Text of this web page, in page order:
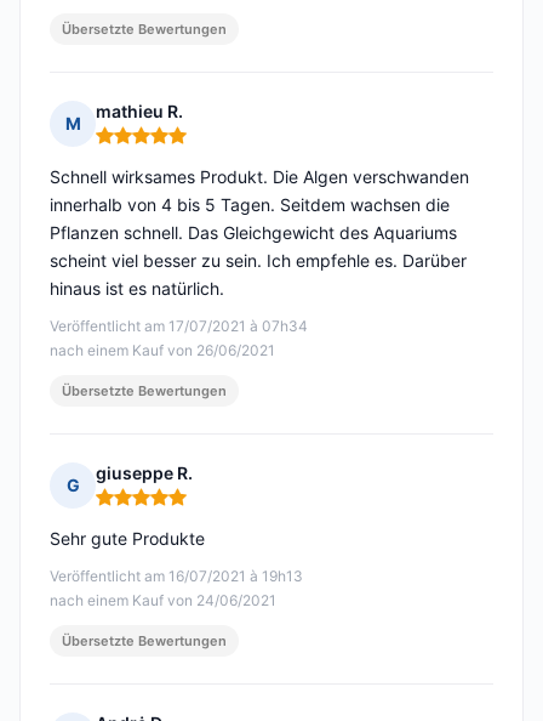
Übersetzte Bewertungen
M
mathieu R.
Hinweis: 5 von 5
Veröffentlicht am 17/07/2021 à 07h34
nach einem Kauf von 26/06/2021
Schnell wirksames Produkt. Die Algen verschwanden
innerhalb von 4 bis 5 Tagen. Seitdem wachsen die
Pflanzen schnell. Das Gleichgewicht des Aquariums
scheint viel besser zu sein. Ich empfehle es. Darüber
hinaus ist es natürlich.
Übersetzte Bewertungen
G
giuseppe R.
Hinweis: 5 von 5
Veröffentlicht am 16/07/2021 à 19h13
nach einem Kauf von 24/06/2021
Sehr gute Produkte
Übersetzte Bewertungen